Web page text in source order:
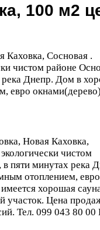
100 м2
Каховка, Сосновая .
чистом районе
река Днепр. Дом в
евро
Новая Каховка,
чистом
пяти минутах река
отоплением, евро
хорошая
участок. Цена
Тел. 099 043 80 00